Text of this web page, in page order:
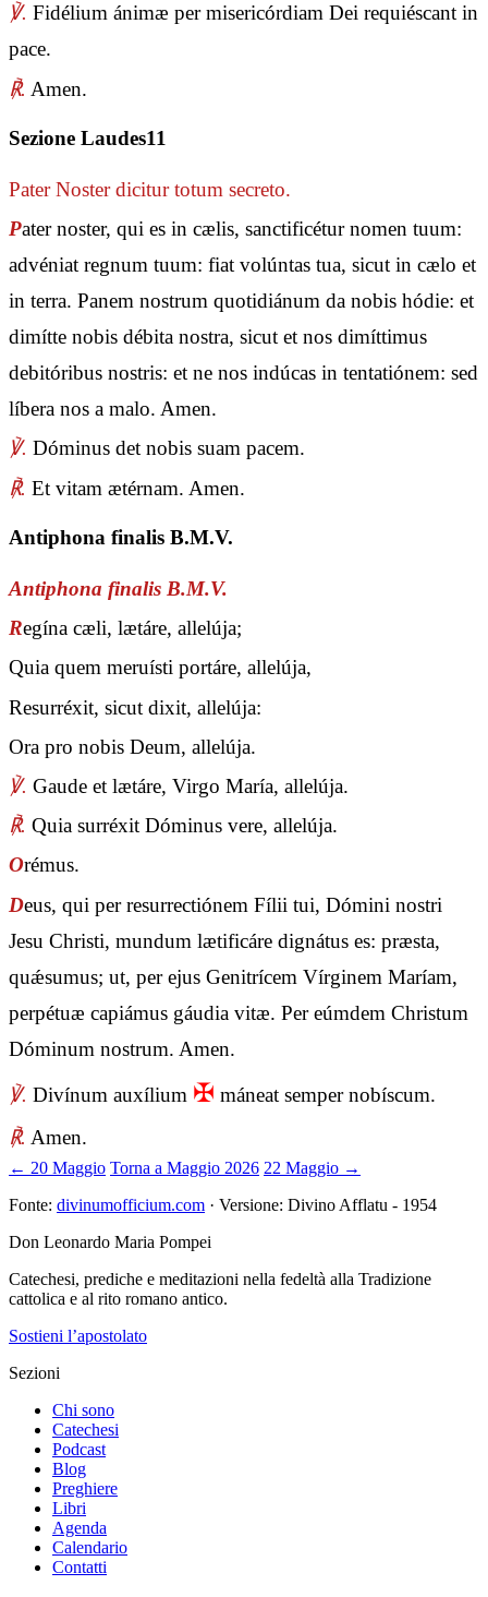
℣. Fidélium ánimæ per misericórdiam Dei requiéscant in
pace.
℟. Amen.
Sezione Laudes11
Pater Nosterdicitur totum secreto.
Pater noster, qui es in cælis, sanctificétur nomen tuum:
advéniat regnum tuum: fiat volúntas tua, sicut in cælo et
in terra. Panem nostrum quotidiánum da nobis hódie: et
dimítte nobis débita nostra, sicut et nos dimíttimus
debitóribus nostris: et ne nos indúcas in tentatiónem: sed
líbera nos a malo. Amen.
℣. Dóminus det nobis suam pacem.
℟. Et vitam ætérnam. Amen.
Antiphona finalis B.M.V.
Antiphona finalis B.M.V.
Regína cæli, lætáre, allelúja;
Quia quem meruísti portáre, allelúja,
Resurréxit, sicut dixit, allelúja:
Ora pro nobis Deum, allelúja.
℣. Gaude et lætáre, Virgo María, allelúja.
℟. Quia surréxit Dóminus vere, allelúja.
Orémus.
Deus, qui per resurrectiónem Fílii tui, Dómini nostri
Jesu Christi, mundum lætificáre dignátus es: præsta,
quǽsumus; ut, per ejus Genitrícem Vírginem Maríam,
perpétuæ capiámus gáudia vitæ. Per eúmdem Christum
Dóminum nostrum. Amen.
℣. Divínum auxílium ✠ máneat semper nobíscum.
℟. Amen.
← 20 Maggio Torna a Maggio 2026 22 Maggio →
Fonte: divinumofficium.com · Versione: Divino Afflatu - 1954
Don Leonardo Maria Pompei
Catechesi, prediche e meditazioni nella fedeltà alla Tradizione
cattolica e al rito romano antico.
Sostieni l’apostolato
Sezioni
Chi sono
Catechesi
Podcast
Blog
Preghiere
Libri
Agenda
Calendario
Contatti